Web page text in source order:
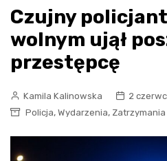
Czujny
wolnym ujął
przestępcę
Kamila Kalinowska
2
Policja, Wydarzenia, Zatrzymania